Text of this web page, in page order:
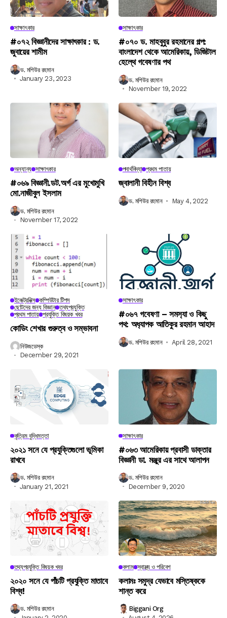
সাক্ষাৎকার
#০৭২ বিজ্ঞানীদের সাক্ষাৎকার : ড.
জুবায়ের শামীম
ড. মশিউর রহমান
January 23, 2023
সাক্ষাৎকার
#০৭০ ড. মাহবুবুর রহমানের গল্প:
বাংলাদেশ থেকে আমেরিকায়, ডিজিটাল
হেল্থে গবেষণার পথ
ড. মশিউর রহমান
November 19, 2022
অন্যান্য সাক্ষাৎকার
#০৬৯ বিজ্ঞানী.ডট.অর্গ এর মুখোমুখি
মো.নাজীবুল ইসলাম
ড. মশিউর রহমান
November 17, 2022
পদার্থবিদ্যা প্রথম পাতায়
জ্বালানী বিহীন বিশ্ব
ড. মশিউর রহমান May 4, 2022
ইলেক্ট্রনিক্স কম্পিউটার টিপস
ছোটদের জন্য বিজ্ঞান তথ্যপ্রযুক্তি
প্রথম পাতায় প্রযুক্তি বিষয়ক খবর
কোডিং শেখার গুরুত্ব ও সম্ভাবনা
নিউজডেস্ক
December 29, 2021
সাক্ষাৎকার
#০৬৭ গবেষণা – সমস‍্যা ও কিছু
পথ: অধ‍্যাপক আতিকুর রহমান আহাদ
ড. মশিউর রহমান April 28, 2021
কৃত্রিম বুদ্ধিমত্তা
২০২১ সনে যে প্রযুক্তিগুলো ভূমিকা
রাখবে
ড. মশিউর রহমান
January 21, 2021
সাক্ষাৎকার
#০৬৩ আমেরিকায় প্রবাসী ডাক্তার
বিজ্ঞানী ডা. মঞ্জুর এর সাথে আলাপন
ড. মশিউর রহমান
December 9, 2020
তথ্যপ্রযুক্তি বিষয়ক খবর
২০২০ সনে যে পাঁচটি প্রযুক্তি মাতাবে
বিশ্ব!
ড. মশিউর রহমান
কলাম স্বাস্থ্য ও পরিবেশ
কলামঃ সমুদ্র যেভাবে মস্তিষ্ককে
শান্ত করে
Biggani Org